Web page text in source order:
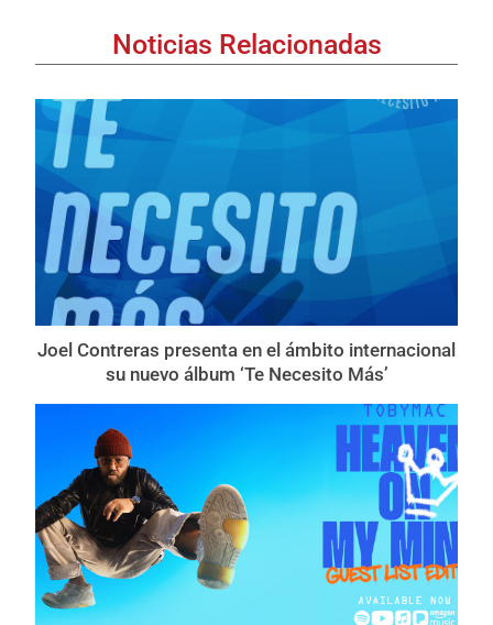
Noticias Relacionadas
Joel Contreras presenta en el ámbito internacional
su nuevo álbum ‘Te Necesito Más’